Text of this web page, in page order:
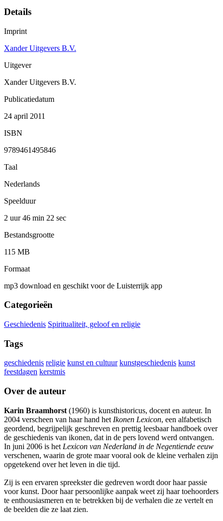
Details
Imprint
Xander Uitgevers B.V.
Uitgever
Xander Uitgevers B.V.
Publicatiedatum
24 april 2011
ISBN
9789461495846
Taal
Nederlands
Speelduur
2 uur 46 min 22 sec
Bestandsgrootte
115 MB
Formaat
mp3 download en geschikt voor de Luisterrijk app
Categorieën
Geschiedenis Spiritualiteit, geloof en religie
Tags
geschiedenis religie kunst en cultuur kunstgeschiedenis kunst
feestdagen kerstmis
Over de auteur
Karin Braamhorst (1960) is kunsthistoricus, docent en auteur. In
2004 verscheen van haar hand het Ikonen Lexicon, een alfabetisch
geordend, begrijpelijk geschreven en prettig leesbaar handboek over
de geschiedenis van ikonen, dat in de pers lovend werd ontvangen.
In juni 2006 is het Lexicon van Nederland in de Negentiende eeuw
verschenen, waarin de grote maar vooral ook de kleine verhalen zijn
opgetekend over het leven in die tijd.
Zij is een ervaren spreekster die gedreven wordt door haar passie
voor kunst. Door haar persoonlijke aanpak weet zij haar toehoorders
te enthousiasmeren en te betrekken bij de verhalen die ze vertelt en
de beelden die ze laat zien.